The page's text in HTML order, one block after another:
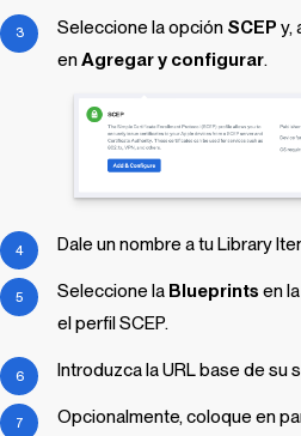
Seleccione la opción SCEP y,
enAgregar y configurar.
Dale un nombre a tu Library
Seleccione la Blueprints en
el perfil SCEP.
Introduzca la URL base de su
Opcionalmente, coloque en